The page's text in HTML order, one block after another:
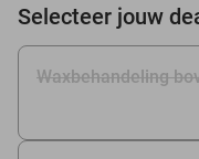
Selecteer jouw
Waxbehandeling